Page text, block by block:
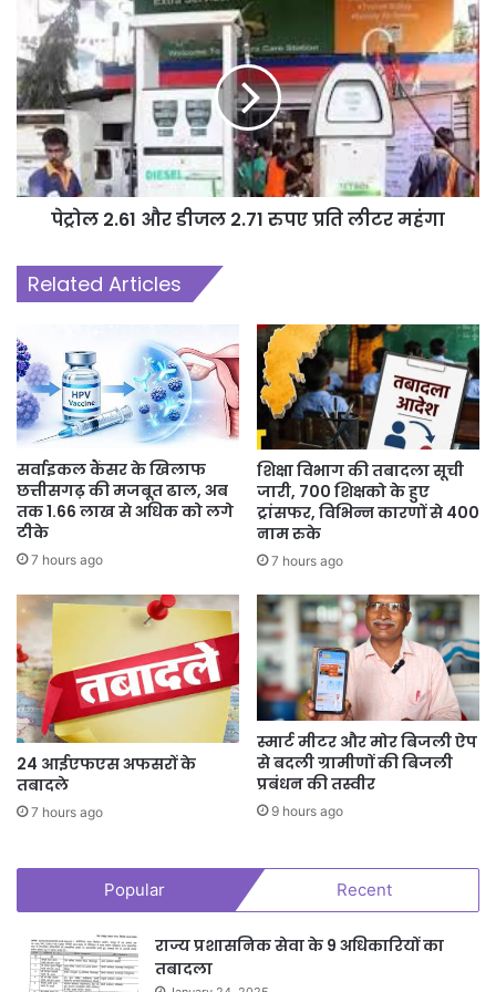
सुंदर खंगन, महिला प्रमुख विशाखा तोपखानेवाले और सचेतक रविंद्र ठेंगड़ी शामिल
रहे।
पेट्रोल 2.61 और डीजल 2.71 रुपए प्रति लीटर महंगा
Related Articles
सर्वाइकल कैंसर के खिलाफ
छत्तीसगढ़ की मजबूत ढाल, अब
तक 1.66 लाख से अधिक को लगे
टीके
7 hours ago
शिक्षा विभाग की तबादला सूची
जारी, 700 शिक्षको के हुए
ट्रांसफर, विभिन्न कारणों से 400
नाम रुके
7 hours ago
24 आईएफएस अफसरों के
तबादले
7 hours ago
स्मार्ट मीटर और मोर बिजली ऐप
से बदली ग्रामीणों की बिजली
प्रबंधन की तस्वीर
9 hours ago
Popular Recent
राज्य प्रशासनिक सेवा के 9 अधिकारियों का
तबादला